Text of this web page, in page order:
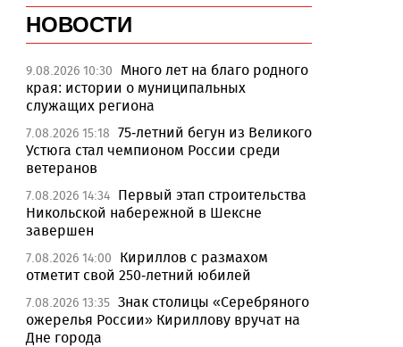
НОВОСТИ
9.08.2026 10:30
Много лет на благо родного
края: истории о муниципальных
служащих региона
7.08.2026 15:18 75-летний бегун из Великого
Устюга стал чемпионом России среди
ветеранов
7.08.2026 14:34 Первый этап строительства
Никольской набережной в Шексне
завершен
7.08.2026 14:00
Кириллов с размахом
отметит свой 250-летний юбилей
7.08.2026 13:35 Знак столицы «Серебряного
ожерелья России» Кириллову вручат на
Дне города